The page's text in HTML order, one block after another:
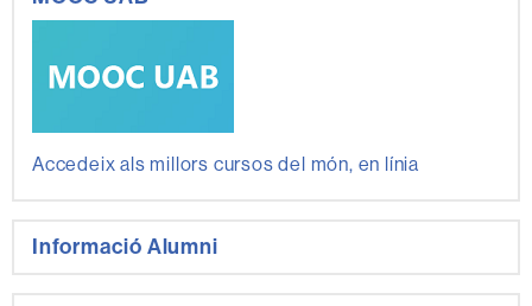
Accedeix als millors cursos del món, en línia
Informació Alumni